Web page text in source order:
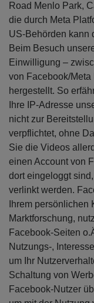
Road Menlo Park,
die durch Meta
US-Behörden kann
Beim Besuch
Einwilligung –
von Facebook/
hergestellt. So
Ihre IP-Adresse
nicht zur
verpflichtet, ohne
Sie die Videos
einen Account von
dort eingeloggt
verlinkt werden.
Ihrem persönlichen
Marktforschung,
Facebook-Seiten
Nutzungs-,
um Ihr
Schaltung von
Facebook-Nutzer